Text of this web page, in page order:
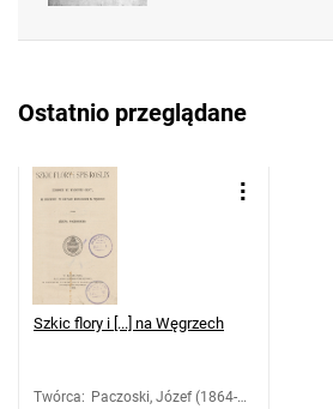
Ostatnio przeglądane
Szkic flory i [...] na Węgrzech
Twórca: Paczoski, Józef (1864-